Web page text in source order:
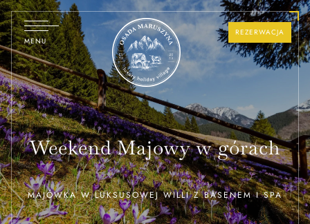
MENU
REZERWACJA
OFERTY
SPECJALNE
Weekend Majowy w górach
MAJÓWKA W LUKSUSOWEJ WILLI Z BASENEM I SPA